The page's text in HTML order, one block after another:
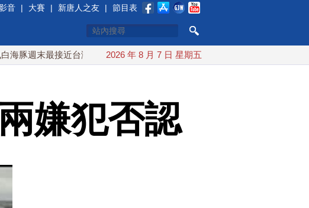
音 | 大賽 | 新唐人之友 | 節目表
最接近台灣 最快9日可能登陸中國 台灣漢光首結合城鎮演習 AIT連續發
2026 年 8 月 7 日 星期五
嫌犯否認